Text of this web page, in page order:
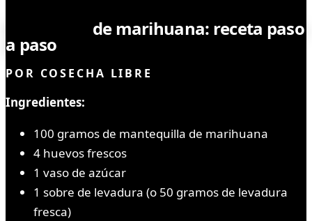
de marihuana: receta paso
a paso
POR COSECHA LIBRE
Ingredientes:
100 gramos de mantequilla de marihuana
4 huevos frescos
1 vaso de azúcar
1 sobre de levadura (o 50 gramos de levadura
fresca)